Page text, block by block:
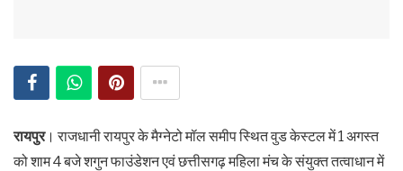
रायपुर। राजधानी रायपुर के मैग्नेटो मॉल समीप स्थित वुड केस्टल में 1 अगस्त
को शाम 4 बजे शगुन फाउंडेशन एवं छत्तीसगढ़ महिला मंच के संयुक्त तत्वाधान में